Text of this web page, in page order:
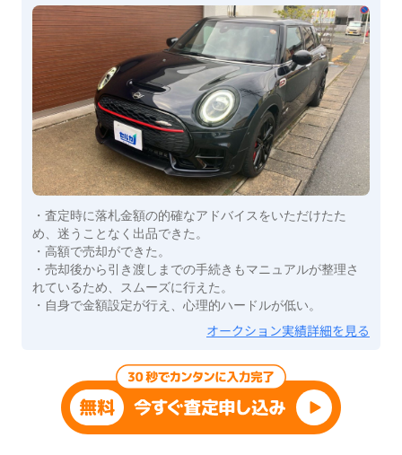
・査定時に落札金額の的確なアドバイスをいただけたた
め、迷うことなく出品できた。
・高額で売却ができた。
・売却後から引き渡しまでの手続きもマニュアルが整理さ
れているため、スムーズに行えた。
・自身で金額設定が行え、心理的ハードルが低い。
オークション実績詳細を見る